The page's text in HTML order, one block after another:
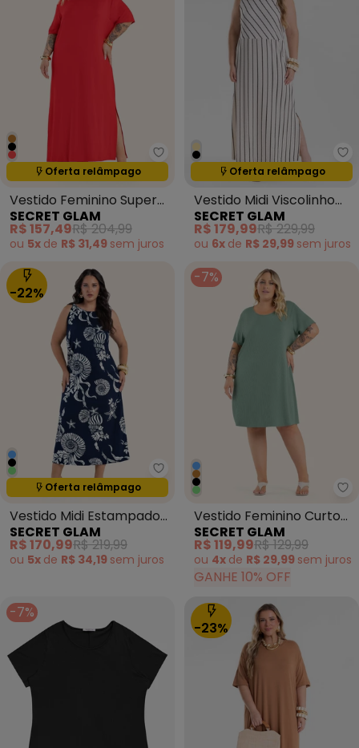
Secret Glam - Vestido
Oferta relâmpago
Termina em:15:05:14
Vestido Feminino Super
Midi Molecotton
Vermelho
SECRET GLAM
R$ 157,49R$ 204,99
ou 5x de R$ 31,49 sem juros
Oferta relâmpago
Termina em:15:05:14
Vestido Midi Viscolinho
Listras Preto
SECRET GLAM
R$ 179,99R$ 229,99
ou 6x de R$ 29,99 sem juros
-22%
Secret Glam - Vestido Midi
Oferta relâmpago
Termina em:15:05:14
Vestido Midi Estampado
Azul
SECRET GLAM
R$ 170,99R$ 219,99
ou 5x de R$ 34,19 sem juros
-7%
Vestido Feminino Curto
Canelado Plus Size Verde
SECRET GLAM
R$ 119,99R$ 129,99
ou 4x de R$ 29,99 sem juros
GANHE 10% OFF
-7%
-23%